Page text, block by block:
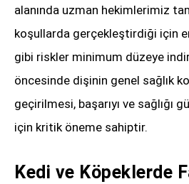
alanında uzman hekimlerimiz
koşullarda gerçekleştirdiği için
gibi riskler minimum düzeye
öncesinde dişinin genel sağlık
geçirilmesi, başarıyı ve sağlığı
için kritik öneme sahiptir.
Kedi ve Köpeklerde